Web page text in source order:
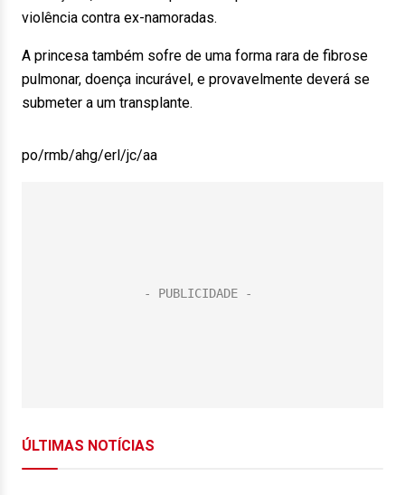
violência contra ex-namoradas.
A princesa também sofre de uma forma rara de fibrose
pulmonar, doença incurável, e provavelmente deverá se
submeter a um transplante.
po/rmb/ahg/erl/jc/aa